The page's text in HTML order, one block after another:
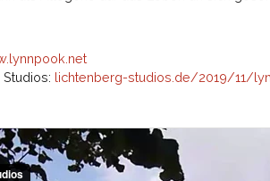
lichtenberg-studios.de/2019/11/